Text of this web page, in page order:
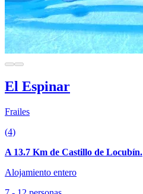
El Espinar
Frailes
(4)
A 13.7 Km de Castillo de Locubín.
Alojamiento entero